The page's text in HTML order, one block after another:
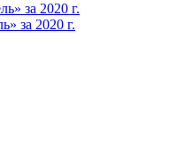
за 2020 г.
за 2020 г.